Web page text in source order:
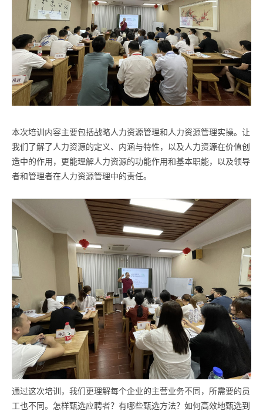
本次培训内容主要包括战略人力资源管理和人力资源管理实操。让
我们了解了人力资源的定义、内涵与特性，以及人力资源在价值创
造中的作用，更能理解人力资源的功能作用和基本职能，以及领导
者和管理者在人力资源管理中的责任。
通过这次培训，我们更理解每个企业的主营业务不同，所需要的员
工也不同。怎样甄选应聘者？有哪些甄选方法？如何高效地甄选到